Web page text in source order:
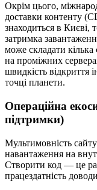
Окрім цього,
доставки контенту
знаходиться в Києві,
затримка
може складати
на проміжних
швидкість відкриття
точці планети.
Операційна
підтримки)
Мультимовність
навантаження на
Створити код — це
працездатність